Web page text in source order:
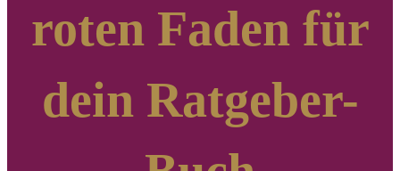
roten Faden für
dein Ratgeber-